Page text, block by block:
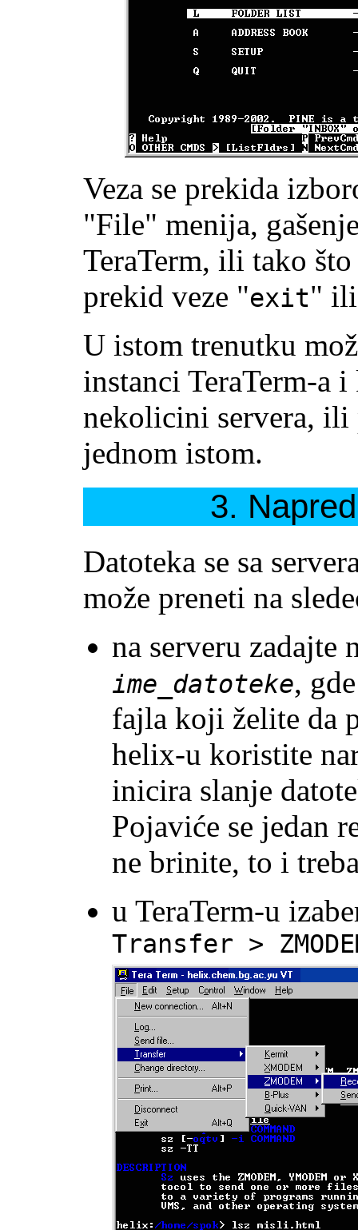
Veza se prekida
"File" menija,
TeraTerm, ili tako
prekid veze "exit"
U istom trenutku
instanci TeraTerm-a
nekolicini servera,
jednom istom.
3.
Datoteka se sa
može preneti na
na serveru zadajte
ime_datoteke,
fajla koji želite da
helix-u koristite
inicira slanje
Pojaviće se jedan
ne brinite, to i
u TeraTerm-u
Transfer >